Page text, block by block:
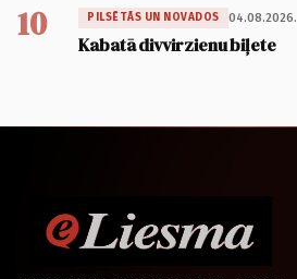
10 PILSĒTĀS UN NOVADOS 04.08.2026.
Kabatā divvirzienu biļete